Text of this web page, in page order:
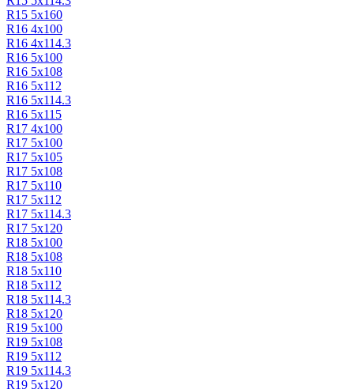
R15 5х160
R16 4х100
R16 4х114.3
R16 5х100
R16 5х108
R16 5х112
R16 5х114.3
R16 5х115
R17 4х100
R17 5х100
R17 5x105
R17 5х108
R17 5х110
R17 5х112
R17 5х114.3
R17 5х120
R18 5х100
R18 5х108
R18 5х110
R18 5х112
R18 5х114.3
R18 5х120
R19 5х100
R19 5х108
R19 5х112
R19 5х114.3
R19 5х120